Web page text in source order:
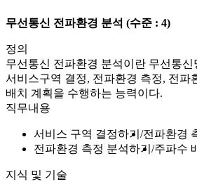
무선통신 전파환경 분석 (수준 : 4)
정의
무선통신 전파환경 분석이란 무선통신
서비스구역 결정, 전파환경 측정, 전파
배치 계획을 수행하는 능력이다.
직무내용
서비스 구역 결정하기
전파환경
전파환경 측정 분석하기
주파수
지식 및 기술